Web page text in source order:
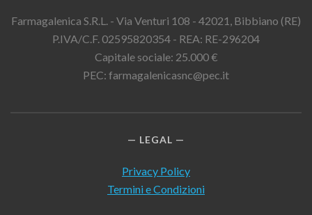
Farmagalenica S.R.L. - Via Venturi 108 - 42021, Bibbiano (RE)
P.IVA/C.F. 02595820354 - REA: RE-296204
Capitale sociale: 25.000 €
PEC: farmagalenicasnc@pec.it
LEGAL
Privacy Policy
Termini e Condizioni